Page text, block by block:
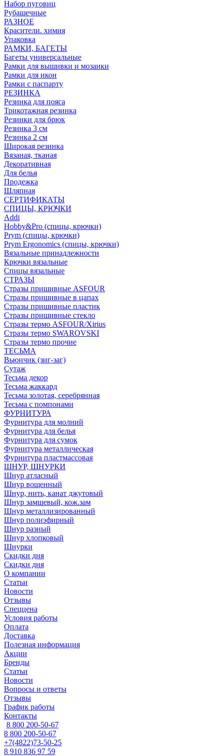
Набор пуговиц
Рубашечные
РАЗНОЕ
Красители. химия
Упаковка
РАМКИ, БАГЕТЫ
Багеты универсальные
Рамки для вышивки и мозаики
Рамки для икон
Рамки с паспарту
РЕЗИНКА
Резинка для пояса
Трикотажная резинка
Резинки для брюк
Резинка 3 см
Резинка 2 см
Широкая резинка
Вязаная, тканая
Декоративная
Для белья
Продежка
Шляпная
СЕРТИФИКАТЫ
СПИЦЫ, КРЮЧКИ
Addi
Hobby&Pro (спицы, крючки)
Prym (спицы, крючки)
Prym Ergonomics (спицы, крючки)
Вязальные принадлежности
Крючки вязальные
Спицы вязальные
СТРАЗЫ
Стразы пришивные ASFOUR
Стразы пришивные в цапах
Стразы пришивные пластик
Стразы пришивные стекло
Стразы термо ASFOUR/Xirius
Стразы термо SWAROVSKI
Стразы термо прочие
ТЕСЬМА
Вьюнчик (зиг-заг)
Сутаж
Тесьма декор
Тесьма жаккард
Тесьма золотая, серебрянная
Тесьма с помпонами
ФУРНИТУРА
Фурнитура для молний
Фурнитура для белья
Фурнитура для сумок
Фурнитура металлическая
Фурнитура пластмассовая
ШНУР, ШНУРКИ
Шнур атласный
Шнур вощенный
Шнур, нить, канат джутовый
Шнур замшевый, кож.зам
Шнур металлизированный
Шнур полиэфирный
Шнур разный
Шнур хлопковый
Шнурки
Скидки дня
Скидки дня
О компании
Статьи
Новости
Отзывы
Спеццена
Условия работы
Оплата
Доставка
Полезная информация
Акции
Бренды
Статьи
Новости
Вопросы и ответы
Отзывы
График работы
Контакты
8 800 200-50-67
8 800 200-50-67
+7(4822)73-50-25
8 910 836 97 59